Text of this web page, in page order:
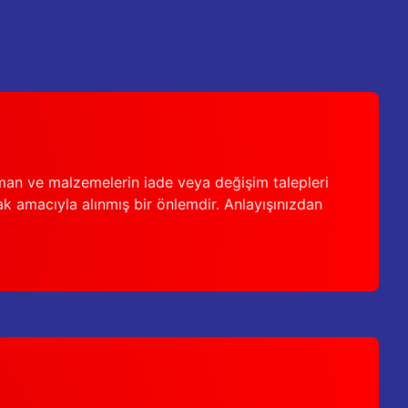
ve malzemelerin iade veya değişim talepleri
alınmış bir önlemdir. Anlayışınızdan